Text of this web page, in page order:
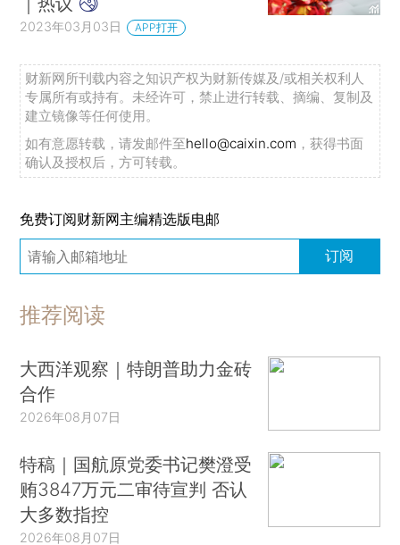
2023年03月03日 APP打开
财新网所刊载内容之知识产权为财新传媒及/或相关权利人
专属所有或持有。未经许可，禁止进行转载、摘编、复制及
建立镜像等任何使用。
如有意愿转载，请发邮件至hello@caixin.com ，获得书面
确认及授权后，方可转载。
免费订阅财新网主编精选版电邮
订阅
推荐阅读
大西洋观察｜特朗普助力金砖
合作
2026年08月07日
特稿｜国航原党委书记樊澄受
贿3847万元二审待宣判 否认
大多数指控
2026年08月07日